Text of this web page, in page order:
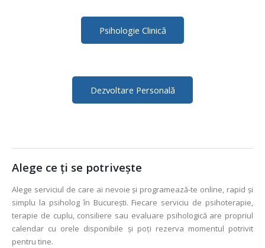
Psihologie Clinică
Dezvoltare Personală
Alege ce ți se potrivește
Alege serviciul de care ai nevoie și programează-te online, rapid și
simplu la psiholog în București. Fiecare serviciu de psihoterapie,
terapie de cuplu, consiliere sau evaluare psihologică are propriul
calendar cu orele disponibile și poți rezerva momentul potrivit
pentru tine.